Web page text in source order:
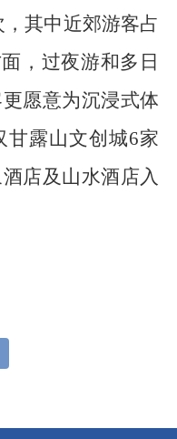
，其中近郊游客占
，过夜游和多日
愿意为沉浸式体
甘露山文创城6家
店及山水酒店入